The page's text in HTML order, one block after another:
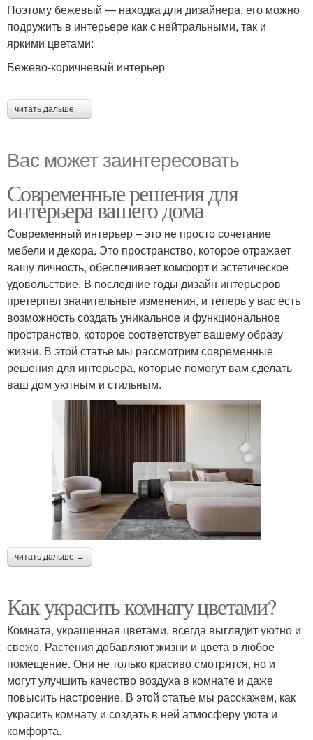
Поэтому бежевый — находка для дизайнера, его можно
подружить в интерьере как с нейтральными, так и
яркими цветами:
Бежево-коричневый интерьер
читать дальше →
Вас может заинтересовать
Современные решения для
интерьера вашего дома
Современный интерьер – это не просто сочетание
мебели и декора. Это пространство, которое отражает
вашу личность, обеспечивает комфорт и эстетическое
удовольствие. В последние годы дизайн интерьеров
претерпел значительные изменения, и теперь у вас есть
возможность создать уникальное и функциональное
пространство, которое соответствует вашему образу
жизни. В этой статье мы рассмотрим современные
решения для интерьера, которые помогут вам сделать
ваш дом уютным и стильным.
читать дальше →
Как украсить комнату цветами?
Комната, украшенная цветами, всегда выглядит уютно и
свежо. Растения добавляют жизни и цвета в любое
помещение. Они не только красиво смотрятся, но и
могут улучшить качество воздуха в комнате и даже
повысить настроение. В этой статье мы расскажем, как
украсить комнату и создать в ней атмосферу уюта и
комфорта.